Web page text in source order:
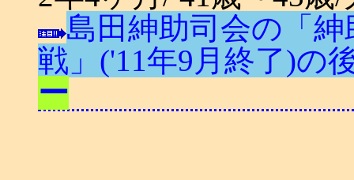
島田紳助司会の「
戦」('11年9月終了)の
ー